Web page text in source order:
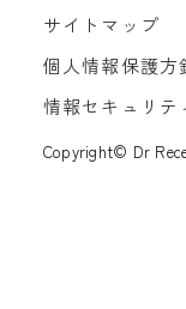
サイトマップ
個人情報保護方
情報セキュリテ
Copyright© Dr